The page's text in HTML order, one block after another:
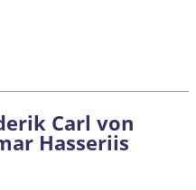
Carl von
Hasseriis